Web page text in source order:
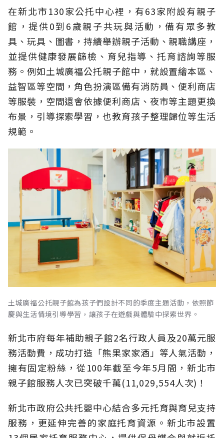
在新北市130家公托中心裡，有63家附設有親子
館，提供0到6歲親子共玩與活動，備有眾多教
具、玩具、圖書，持續舉辦親子活動、親職講座，
並提供健康發展篩檢、育兒指導、托育諮詢等服
務。例如土城廣福公托親子館中，就設置繪本區、
益智區等空間，角色扮演區備有消防員、便利商店
等服裝，空間還會依據便利商店、夜市等主題更換
布景，引導探索學習，也教育孩子整理歸位等生活
規範。
土城廣福公托親子館為孩子們設計不同的季度主題活動，依照節
慶與生活情境引導學習，讓孩子在遊戲與體驗中探索世界。
新北市府每年補助親子館2名行政人員及20萬元服
務活動費，成功打造「熊果家家酒」等人氣活動，
擁有固定粉絲，從100年截至今年5月間，新北市
親子館服務人次已突破千萬(11,029,554人次)！
新北市政府公共托嬰中心結合多元托育與育兒支持
服務，更延伸完善的家庭托育資源。新北市設置